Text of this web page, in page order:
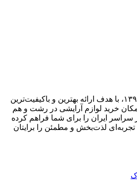
ما در زینو بیوتی از سال ۱۳۹۱، با هدف ارائه بهترین و باکیفیت‌ترین
خرید لوازم آرایشی در رشت و هم
سراسر ایران را برای شما فراهم کرده
تجربه‌ای لذت‌بخش و مطمئن را برایتان